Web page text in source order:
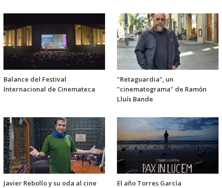
Balance del Festival
Internacional de Cinemateca
"Retaguardia", un
"cinematograma" de Ramón
Lluís Bande
Javier Rebollo y su oda al cine El año Torres García